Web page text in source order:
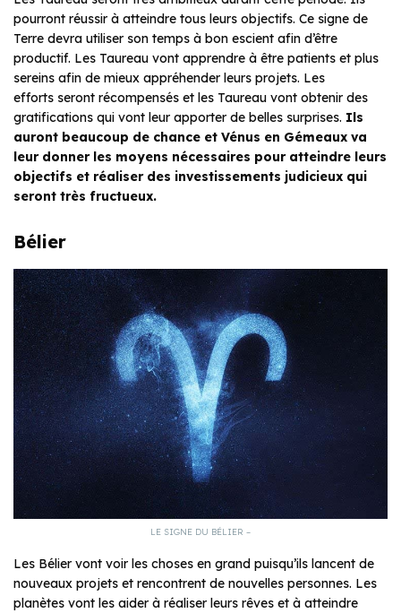
pourront réussir à atteindre tous leurs objectifs. Ce signe de
Terre devra utiliser son temps à bon escient afin d’être
productif. Les Taureau vont apprendre à être patients et plus
sereins afin de mieux appréhender leurs projets. Les
efforts seront récompensés et les Taureau vont obtenir des
gratifications qui vont leur apporter de belles surprises. Ils
auront beaucoup de chance et Vénus en Gémeaux va
leur donner les moyens nécessaires pour atteindre leurs
objectifs et réaliser des investissements judicieux qui
seront très fructueux.
Bélier
LE SIGNE DU BÉLIER –
Les Bélier vont voir les choses en grand puisqu’ils lancent de
nouveaux projets et rencontrent de nouvelles personnes. Les
planètes vont les aider à réaliser leurs rêves et à atteindre